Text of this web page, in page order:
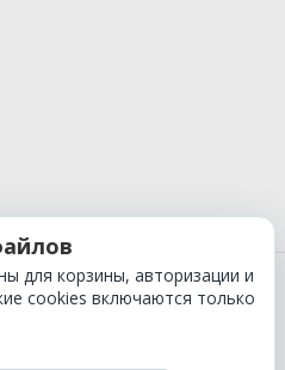
Cactus в России
для корзины, авторизации и
cookies включаются только